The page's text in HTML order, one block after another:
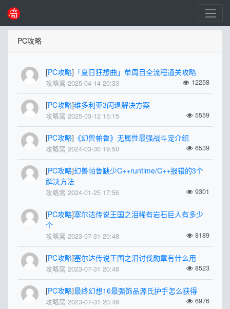
PC攻略
[PC攻略] 「夏日狂想曲」单周目全流程通关攻略
攻略窝 2025-04-14 20:33 12258
[PC攻略]维多利亚3闪退解决方案
攻略窝 2025-03-12 15:15 5559
[PC攻略] 《幻兽帕鲁》无属性最强战斗宠介绍
攻略窝 2024-03-30 19:50 6539
[PC攻略]幻兽帕鲁缺少C++runtime/C++报错的3个
解决方法
攻略窝 2024-01-25 17:56 9301
[PC攻略]塞尔达传说王国之泪稀有岩石巨人有多少
个
攻略窝 2023-07-31 20:48 8189
[PC攻略]塞尔达传说王国之泪讨伐勋章有什么用
攻略窝 2023-07-31 20:48 8523
[PC攻略]最终幻想16最强饰品源氏护手怎么获得
攻略窝 2023-07-31 20:48 6976